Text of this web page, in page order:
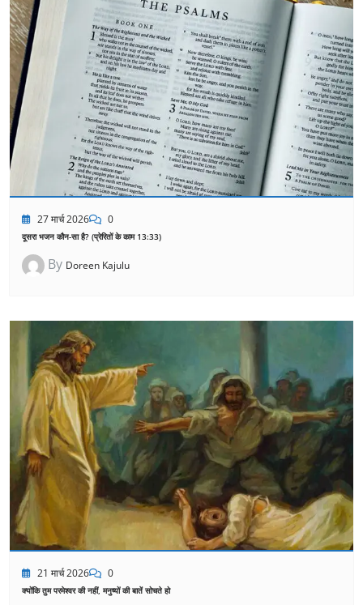
27 मार्च 2026 0
दूसरा भजन कौन-सा है? (प्रेरितों के काम 13:33)
By Doreen Kajulu
21 मार्च 2026 0
क्योंकि तुम परमेश्वर की नहीं, मनुष्यों की बातें सोचते हो